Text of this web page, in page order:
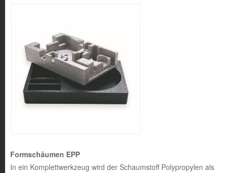
Formschäumen EPP
In ein Komplettwerkzeug wird der Schaumstoff Polypropylen als